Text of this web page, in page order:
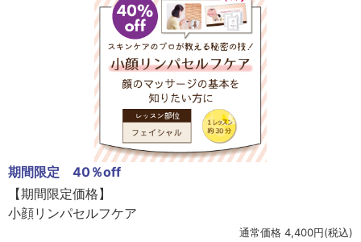
マザーズエンブレイス
SAVC
ラボライン
ローズガルヴァーニ
アールジー
期間限定 40％off
【期間限定価格】
小顔リンパセルフケア
通常価格 4,400円(税込)